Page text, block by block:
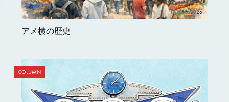
Jan 09, 2026
アメ横の歴史
COLUMN